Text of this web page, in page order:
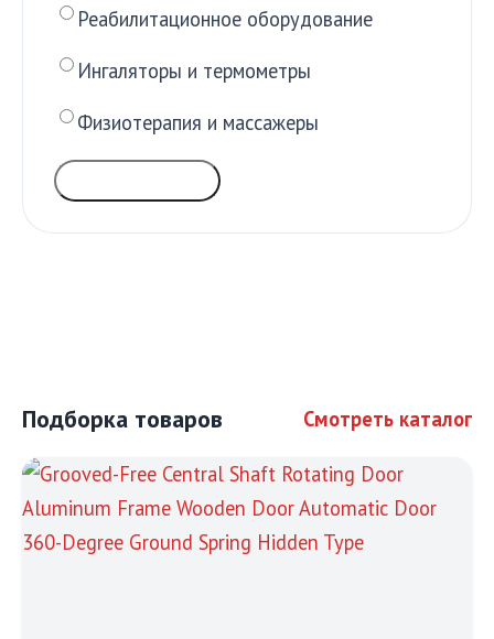
Реабилитационное оборудование
Ингаляторы и термометры
Физиотерапия и массажеры
Подборка товаров Смотреть каталог